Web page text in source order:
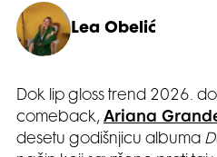
Lea Obelić
Dok lip gloss trend 2026.
comeback, Ariana
desetu godišnjicu albuma